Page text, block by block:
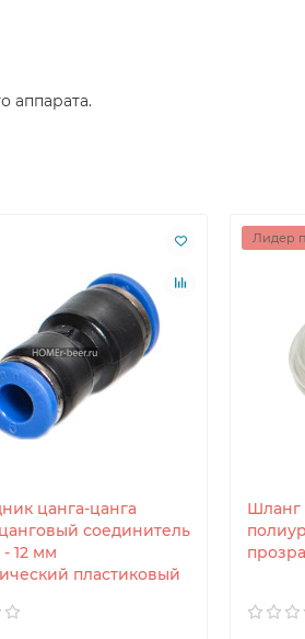
аппарата.
цанга-цанга
соединитель
12 мм
пластиковый
Лидер
Шланг